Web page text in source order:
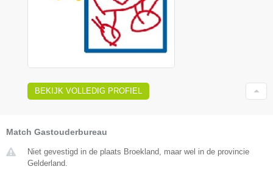
BEKIJK VOLLEDIG PROFIEL
Match Gastouderbureau
Niet gevestigd in de plaats Broekland, maar wel in de provincie
Gelderland.